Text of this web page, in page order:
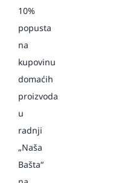
10%
popusta
na
kupovinu
domaćih
proizvoda
u
radnji
„Naša
Bašta“